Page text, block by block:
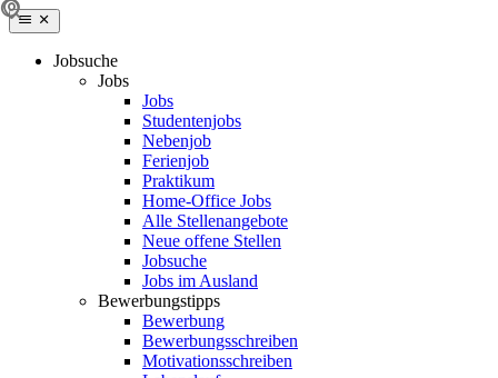
Jobsuche
Jobs
Jobs
Studentenjobs
Nebenjob
Ferienjob
Praktikum
Home-Office Jobs
Alle Stellenangebote
Neue offene Stellen
Jobsuche
Jobs im Ausland
Bewerbungstipps
Bewerbung
Bewerbungsschreiben
Motivationsschreiben